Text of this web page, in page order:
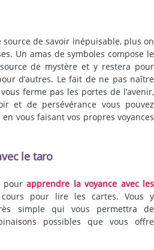
de savoir inépuisable, plus on
Un amas de symboles compose le
de mystère et y restera pour
d’autres. Le fait de ne pas naître
ferme pas les portes de l’avenir,
et de persévérance vous pouvez
vous faisant vos propres voyances
le taro
pourapprendre la voyance avec les
pour lire les cartes. Vous y
simple qui vous permettra de
possibles que vous offre